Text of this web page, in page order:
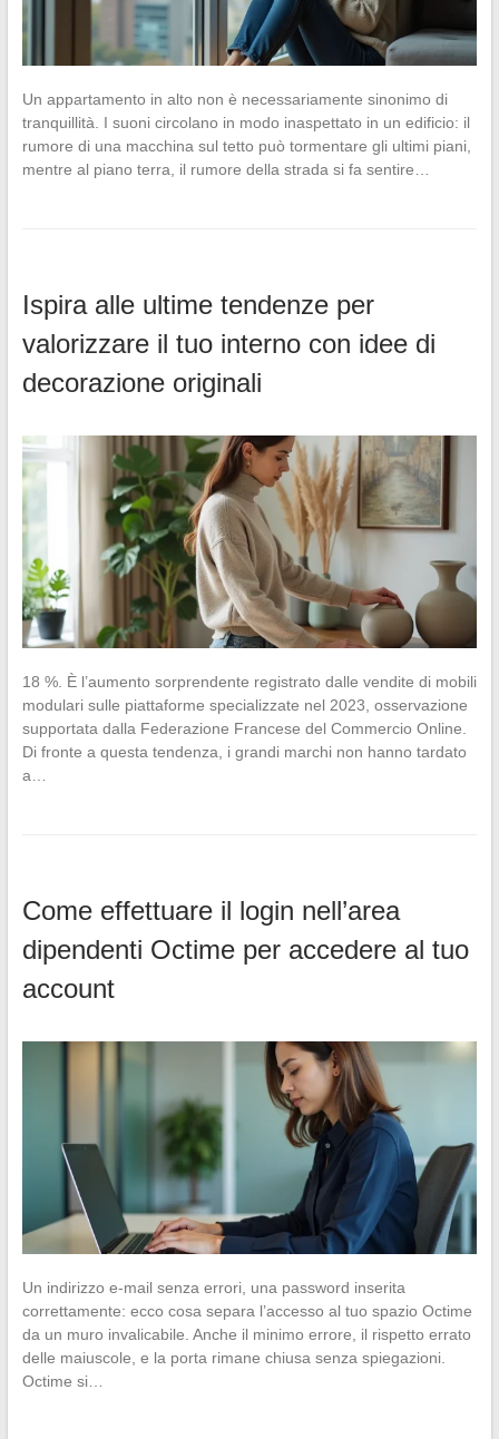
Un appartamento in alto non è necessariamente sinonimo di
tranquillità. I suoni circolano in modo inaspettato in un edificio: il
rumore di una macchina sul tetto può tormentare gli ultimi piani,
mentre al piano terra, il rumore della strada si fa sentire…
Ispira alle ultime tendenze per
valorizzare il tuo interno con idee di
decorazione originali
18 %. È l’aumento sorprendente registrato dalle vendite di mobili
modulari sulle piattaforme specializzate nel 2023, osservazione
supportata dalla Federazione Francese del Commercio Online.
Di fronte a questa tendenza, i grandi marchi non hanno tardato
a…
Come effettuare il login nell’area
dipendenti Octime per accedere al tuo
account
Un indirizzo e-mail senza errori, una password inserita
correttamente: ecco cosa separa l’accesso al tuo spazio Octime
da un muro invalicabile. Anche il minimo errore, il rispetto errato
delle maiuscole, e la porta rimane chiusa senza spiegazioni.
Octime si…